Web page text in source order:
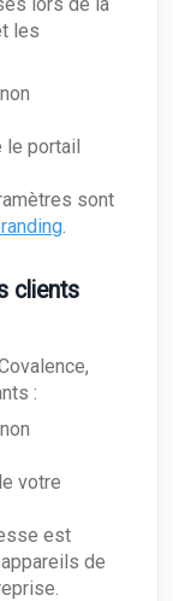
les
le portail
sont
.
clients
:
votre
est
de